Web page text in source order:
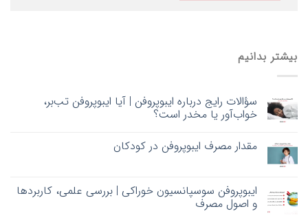
بیشتر بدانیم
سؤالات رایج درباره ایبوپروفن | آیا ایبوپروفن تب‌بر،
خواب‌آور یا مخدر است؟
مقدار مصرف ایبوپروفن در کودکان
ایبوپروفن سوسپانسیون خوراکی | بررسی علمی، کاربردها
و اصول مصرف